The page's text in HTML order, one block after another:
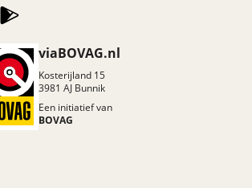
viaBOVAG.nl
Kosterijland 15
3981 AJ Bunnik
Een initiatief van
BOVAG